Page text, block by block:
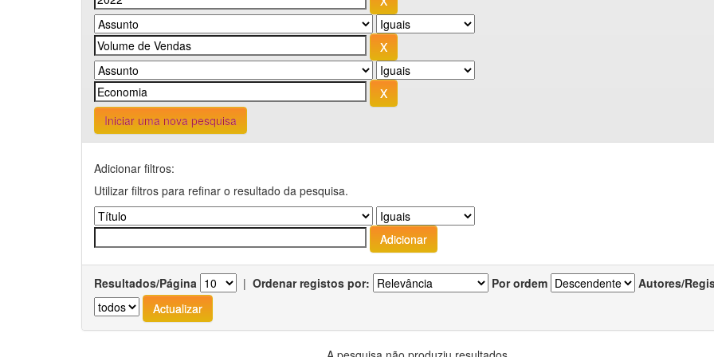
Iniciar uma nova pesquisa
Adicionar filtros:
Utilizar filtros para refinar o resultado da pesquisa.
Resultados/Página | Ordenar registos por: Por ordem Autores/